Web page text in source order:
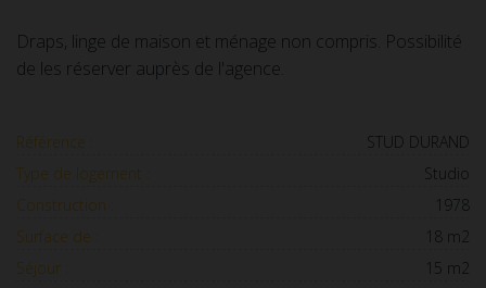
Draps, linge de maison et ménage non compris. Possibilité
de les réserver auprès de l'agence.
Référence :
STUD DURAND
Type de logement :
Studio
Construction :
1978
Surface de :
18 m2
Séjour :
15 m2